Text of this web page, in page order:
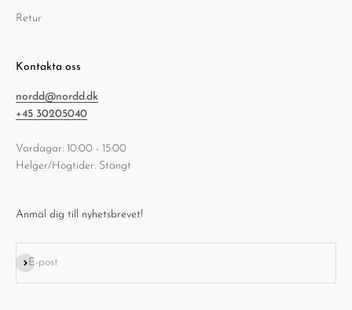
Retur
Kontakta oss
nordd@nordd.dk
+45 30205040
Vardagar: 10:00 - 15:00
Helger/Högtider: Stängt
Anmäl dig till nyhetsbrevet!
E-post
Prenumerera